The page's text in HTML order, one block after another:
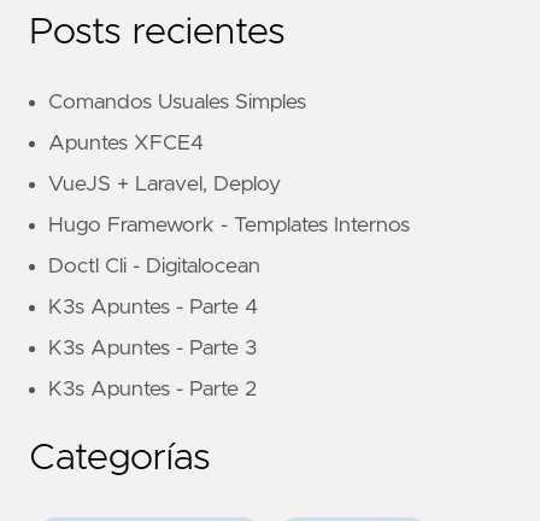
Posts recientes
Comandos Usuales Simples
Apuntes XFCE4
VueJS + Laravel, Deploy
Hugo Framework - Templates Internos
Doctl Cli - Digitalocean
K3s Apuntes - Parte 4
K3s Apuntes - Parte 3
K3s Apuntes - Parte 2
Categorías